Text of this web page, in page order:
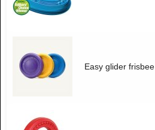
Easy glider frisbee